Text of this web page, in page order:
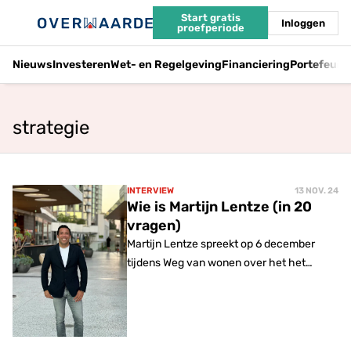
Start gratis
proefperiode
Inloggen
NieuwsInvesterenWet- en RegelgevingFinanciering
strategie
INTERVIEW 13 NOV. 24
Wie is Martijn Lentze (in 20
vragen)
Martijn Lentze spreekt op 6 december
tijdens Weg van wonen over het het
splitsen en optoppen van woningen. Maar